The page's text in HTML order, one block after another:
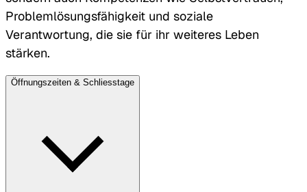
Problemlösungsfähigkeit und soziale
Verantwortung, die sie für ihr weiteres Leben
stärken.
Öffnungszeiten & Schliesstage